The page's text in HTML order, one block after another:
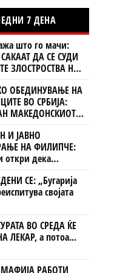
7 ДЕНА
што го мачи:
ДА СЕ СУДИ
ЗЛОСТРОСТВА НА
ОБЕДИНУВАЊЕ НА
ВО СРБИЈА:
МАКЕДОНСКИОТ
СОЈУЗ
И ЈАВНО
НА ФИЛИПЧЕ:
откри дека
нема од
за кеш
СЕ: „Бугарија
својата
ВО СРЕДА ЌЕ
ЛЕКАР, а потоа...